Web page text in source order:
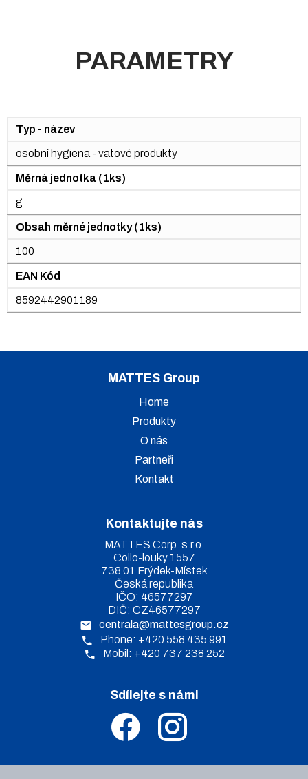
PARAMETRY
Typ - název
osobní hygiena - vatové produkty
Měrná jednotka (1ks)
g
Obsah měrné jednotky (1ks)
100
EAN Kód
8592442901189
MATTES Group
Home
Produkty
O nás
Partneři
Kontakt
Kontaktujte nás
MATTES Corp. s.r.o.
Collo-louky 1557
738 01 Frýdek-Místek
Česká republika
IČO: 46577297
DIČ: CZ46577297
centrala@mattesgroup.cz
Phone: +420 558 435 991
Mobil: +420 737 238 252
Sdílejte s námi